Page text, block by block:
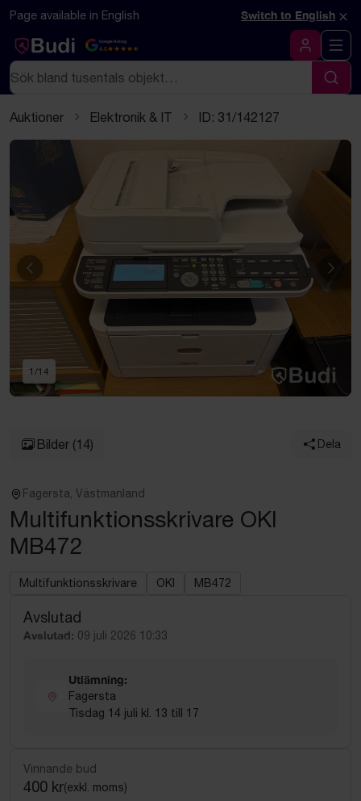
Hoppa till innehåll
Textbaserad (markdown) version av denna sida
Page available in English Switch to English ×
Google Rating
4.5
Logga in
Sök
Sök
Auktioner Elektronik & IT ID: 31/142127
Föregående
1 /14
Bilder (14) Dela
Fagersta, Västmanland
Multifunktionsskrivare OKI
MB472
Multifunktionsskrivare OKI MB472
Avslutad
Avslutad: 09 juli 2026 10:33
Utlämning:
Fagersta
Tisdag 14 juli kl. 13 till 17
Vinnande bud
400 kr(exkl. moms)